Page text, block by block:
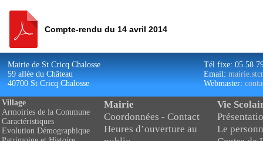
Compte-rendu du 14 avril 2014
Mairie de St Cricq Chalosse
59 allée du Château
40700 St Cricq Chalosse
Tél fixe: 05 58
Email:
Webmaster:
Village
Armoiries de la Commune
Caractéristiques
Evolution Démographique
Mairie
Coordonnées - Contact
Heures d’ouverture au
Vie
Le